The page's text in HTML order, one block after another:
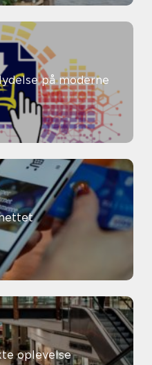
på moderne
oplevelse